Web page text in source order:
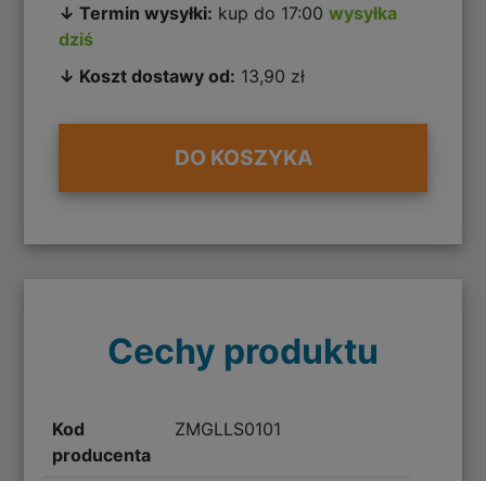
↓ Termin wysyłki: kup do 17:00wysyłka
dziś
↓ Koszt dostawy od: 13,90 zł
DO KOSZYKA
Cechy produktu
Kod
producenta
ZMGLLS0101